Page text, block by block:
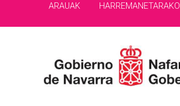
ARAUAK HARREMANETARAKO